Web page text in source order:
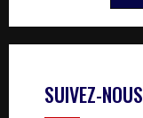
SUIVEZ-NOUS